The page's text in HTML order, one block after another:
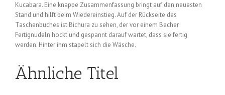
Kucabara. Eine knappe Zusammenfassung bringt auf den neuesten
Stand und hilft beim Wiedereinstieg. Auf der Rückseite des
Taschenbuches ist Bichura zu sehen, der vor einem Becher
Fertignudeln hockt und gespannt darauf wartet, dass sie fertig
werden. Hinter ihm stapelt sich die Wäsche.
Ähnliche Titel